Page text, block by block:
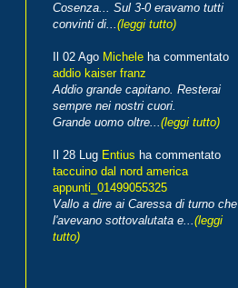
Cosenza... Sul 3-0 eravamo tutti
convinti di...(leggi tutto)
Il 02 Ago Michele ha commentato
addio kaiser franz
Addio grande capitano. Resterai
sempre nei nostri cuori.
Grande uomo oltre...(leggi tutto)
Il 28 Lug Entius ha commentato
taccuino dal nord america
appunti_01499055325
Vallo a dire ai Caressa di turno che
l'avevano sottovalutata e...(leggi
tutto)